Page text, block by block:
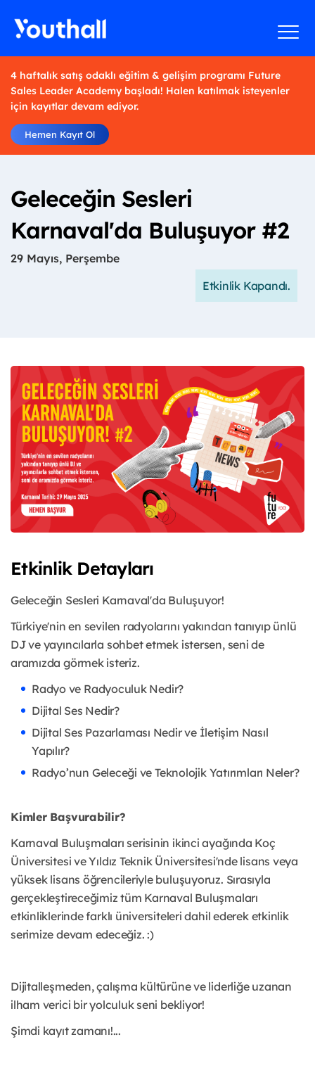
4 haftalık satış odaklı eğitim & gelişim programı Future
Sales Leader Academy başladı! Halen katılmak isteyenler
için kayıtlar devam ediyor.
Hemen Kayıt Ol
Geleceğin Sesleri
Karnaval'da Buluşuyor #2
29 Mayıs, Perşembe
Etkinlik Kapandı.
Etkinlik Detayları
Geleceğin Sesleri Karnaval'da Buluşuyor!
Türkiye'nin en sevilen radyolarını yakından tanıyıp ünlü
DJ ve yayıncılarla sohbet etmek istersen, seni de
aramızda görmek isteriz.
Radyo ve Radyoculuk Nedir?
Dijital Ses Nedir?
Dijital Ses Pazarlaması Nedir ve İletişim Nasıl
Yapılır?
Radyo’nun Geleceği ve Teknolojik Yatırımları Neler?
Kimler Başvurabilir?
Karnaval Buluşmaları serisinin ikinci ayağında Koç
Üniversitesi ve Yıldız Teknik Üniversitesi'nde lisans veya
yüksek lisans öğrencileriyle buluşuyoruz. Sırasıyla
gerçekleştireceğimiz tüm Karnaval Buluşmaları
etkinliklerinde farklı üniversiteleri dahil ederek etkinlik
serimize devam edeceğiz. :)
Dijitalleşmeden, çalışma kültürüne ve liderliğe uzanan
ilham verici bir yolculuk seni bekliyor!
Şimdi kayıt zamanı!...